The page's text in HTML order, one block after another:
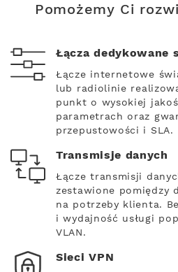
Pomożemy Ci
Łącza dedykowane
Łącze internetowe
lub radiolinie
punkt o wysokiej
parametrach oraz
przepustowości i SLA.
Transmisje danych
Łącze transmisji
zestawione pomiędzy
na potrzeby klienta.
i wydajność usługi
VLAN.
Sieci VPN